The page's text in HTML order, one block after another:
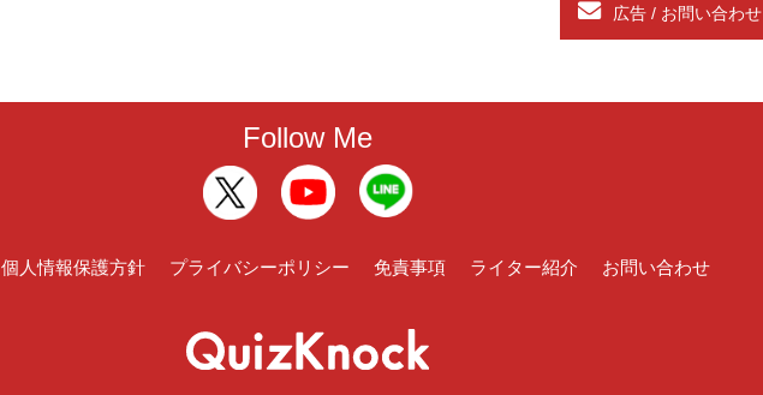
広告 / お問い合わせ
Follow Me
個人情報保護方針 プライバシーポリシー 免責事項 ライター紹介 お問い合わせ